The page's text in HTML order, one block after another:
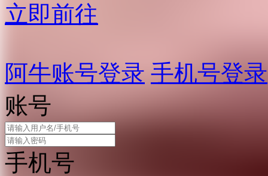
立即前往
阿牛账号登录 手机号登录
账号
手机号